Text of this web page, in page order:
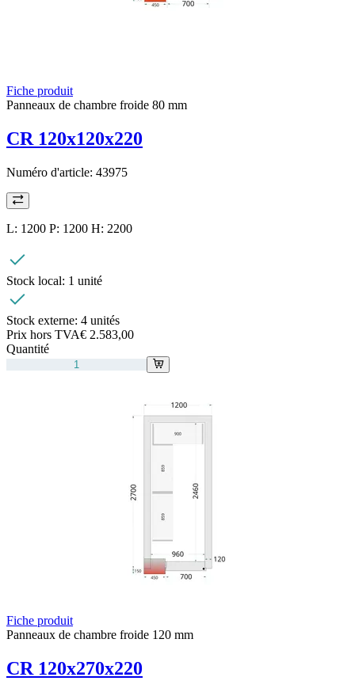
Fiche produit
Panneaux de chambre froide 80 mm
CR 120x120x220
Numéro d'article: 43975
L: 1200 P: 1200 H: 2200
Stock local: 1 unité
Stock externe: 4 unités
Prix hors TVA€ 2.583,00
Quantité
Fiche produit
Panneaux de chambre froide 120 mm
CR 120x270x220